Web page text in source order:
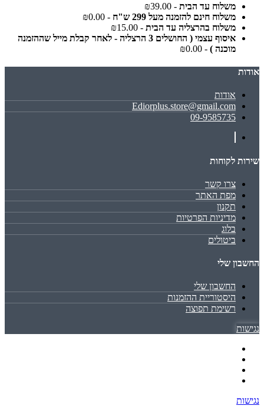
משלוח עד הבית - ₪39.00
משלוח חינם להזמנה מעל 299 ש"ח
- ₪0.00
משלוח בהרצליה עד הבית - ₪15.00
איסוף עצמי ( החושלים 3 הרצליה - לאחר קבלת מייל שההזמנה
מוכנה ) - ₪0.00
אודות
אודות
Ediorplus.store@gmail.com
09-9585735
שירות לקוחות
צרו קשר
מפת האתר
תקנון
מדיניות הפרטיות
בלוג
ביטולים
החשבון שלי
החשבון שלי
היסטוריית ההזמנות
רשימת תפוצה
נגישות
נגישות